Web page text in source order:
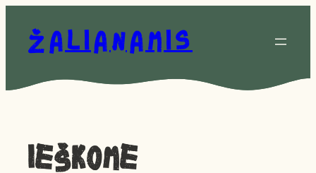
prie
turinio
Žalianamis
Ieškome